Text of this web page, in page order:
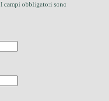
I campi obbligatori sono